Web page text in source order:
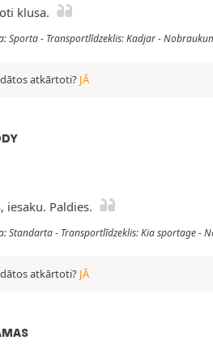
klusa.
Sporta - Transportlīdzeklis: Kadjar -
atkārtoti? JĀ
iesaku. Paldies.
Standarta - Transportlīdzeklis: Kia sportage -
atkārtoti? JĀ